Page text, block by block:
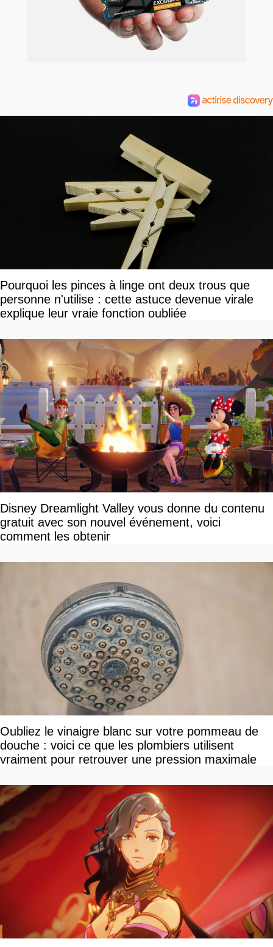
Pourquoi les pinces à linge ont deux trous que
personne n'utilise : cette astuce devenue virale
explique leur vraie fonction oubliée
Disney Dreamlight Valley vous donne du contenu
gratuit avec son nouvel événement, voici
comment les obtenir
Oubliez le vinaigre blanc sur votre pommeau de
douche : voici ce que les plombiers utilisent
vraiment pour retrouver une pression maximale